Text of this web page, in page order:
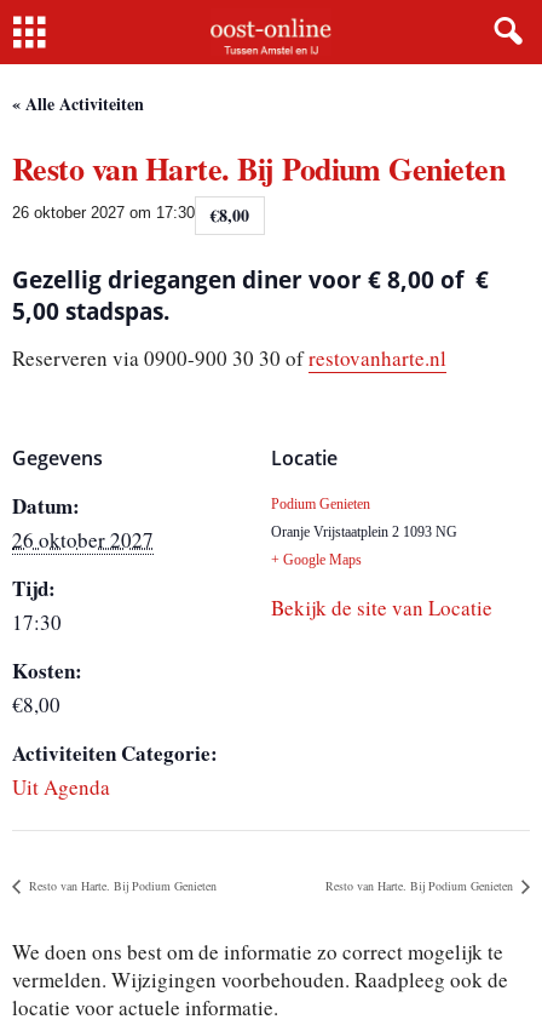
Home
« Alle Activiteiten
Resto van Harte. Bij Podium Genieten
26 oktober 2027 om 17:30 €8,00
Gezellig driegangen diner voor € 8,00 of €
5,00 stadspas.
Reserveren via 0900-900 30 30 ofrestovanharte.nl
Gegevens
Datum:
26 oktober 2027
Tijd:
17:30
Kosten:
€8,00
Activiteiten Categorie:
Uit Agenda
Locatie
Podium Genieten
Oranje Vrijstaatplein 2 1093 NG
+ Google Maps
Bekijk de site van Locatie
Resto van Harte. Bij Podium Genieten Resto van Harte. Bij Podium Genieten
We doen ons best om de informatie zo correct mogelijk te
vermelden. Wijzigingen voorbehouden. Raadpleeg ook de
locatie voor actuele informatie.